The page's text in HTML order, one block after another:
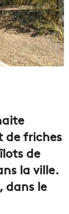
de friches
de
la ville.
dans le